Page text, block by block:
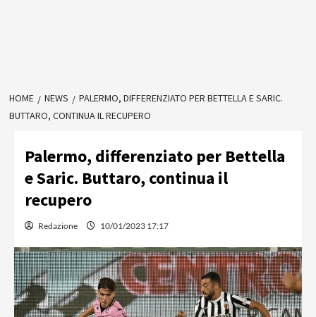
HOME NEWS
PALERMO, DIFFERENZIATO PER BETTELLA E SARIC.
BUTTARO, CONTINUA IL RECUPERO
Palermo, differenziato per Bettella
e Saric. Buttaro, continua il
recupero
Redazione 10/01/2023 17:17